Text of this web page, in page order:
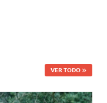
VER TODO